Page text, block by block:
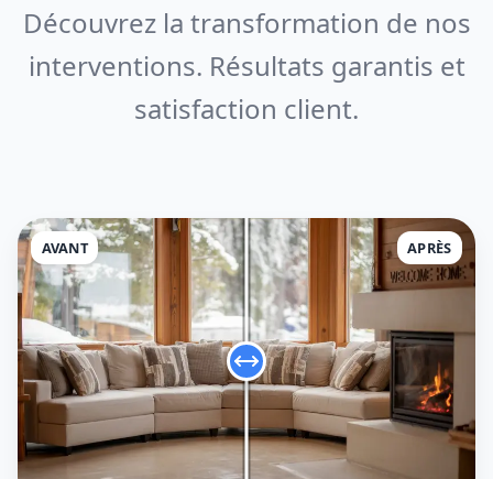
Découvrez la transformation de nos
interventions. Résultats garantis et
satisfaction client.
AVANT APRÈS